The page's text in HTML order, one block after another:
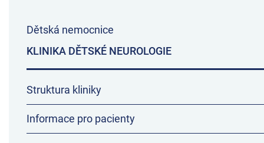
Dětská nemocnice
KLINIKA DĚTSKÉ NEUROLOGIE
Struktura kliniky
Informace pro pacienty